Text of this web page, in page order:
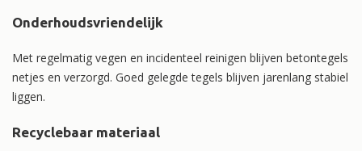
Onderhoudsvriendelijk
Met regelmatig vegen en incidenteel reinigen blijven betontegels
netjes en verzorgd. Goed gelegde tegels blijven jarenlang stabiel
liggen.
Recyclebaar materiaal